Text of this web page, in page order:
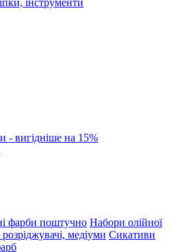
інструменти
- вигідніше на 15%
фарби поштучно Набори олійної
медіуми Сикативи